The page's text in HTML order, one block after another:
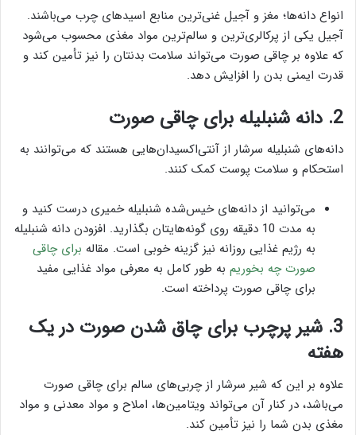
انواع دانه‌ها؛ مغز و آجیل غنی‌ترین منابع اسیدهای چرب می‌باشند.
آجیل یکی از پرکالری‌ترین و سالم‌ترین مواد مغذی محسوب می‌شود
که علاوه بر چاقی صورت می‌تواند سلامت بدنتان را نیز تأمین کند و
قدرت ایمنی بدن را افزایش دهد.
2. دانه شنبلیله برای چاقی صورت
دانه‌های شنبلیله سرشار از آنتی‌اکسیدان‌هایی هستند که می‌توانند به
استحکام و سلامت پوست کمک کنند.
می‌توانید از دانه‌های خیس‌شده شنبلیله خمیری درست کنید و
به مدت 10 دقیقه روی گونه‌هایتان بگذارید. افزودن دانه شنبلیله
به رژیم غذایی روزانه نیز گزینه خوبی است. مقاله برای چاقی
صورت چه بخوریم به طور کامل به معرفی مواد غذایی مفید
برای چاقی صورت پرداخته است.
3. شیر پرچرب برای چاق شدن صورت در یک
هفته
علاوه بر این که شیر سرشار از چربی‌های سالم برای چاقی صورت
می‌باشد، در کنار آن می‌تواند ویتامین‌ها، املاح و مواد معدنی و مواد
مغذی بدن شما را نیز تأمین کند.